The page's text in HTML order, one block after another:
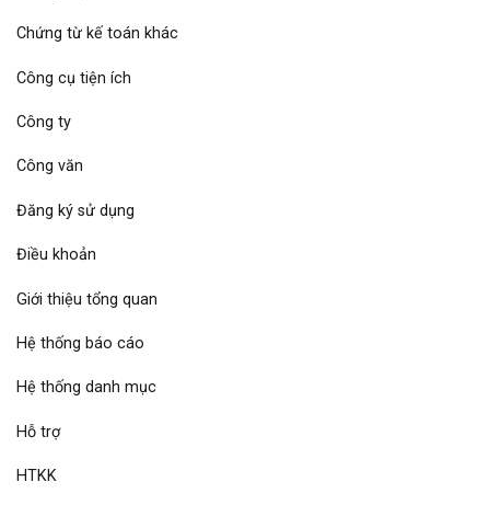
Chứng từ kế toán khác
Công cụ tiện ích
Công ty
Công văn
Đăng ký sử dụng
Điều khoản
Giới thiệu tổng quan
Hệ thống báo cáo
Hệ thống danh mục
Hỗ trợ
HTKK